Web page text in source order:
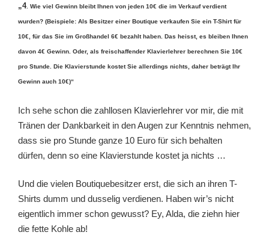
„4 . Wie viel Gewinn bleibt Ihnen von jeden 10€ die im Verkauf verdient
wurden? (Beispiele: Als Besitzer einer Boutique verkaufen Sie ein T-Shirt für
10€, für das Sie im Großhandel 6€ bezahlt haben. Das heisst, es bleiben Ihnen
davon 4€ Gewinn. Oder, als freischaffender Klavierlehrer berechnen Sie 10€
pro Stunde. Die Klavierstunde kostet Sie allerdings nichts, daher beträgt Ihr
Gewinn auch 10€)“
Ich sehe schon die zahllosen Klavierlehrer vor mir, die mit
Tränen der Dankbarkeit in den Augen zur Kenntnis nehmen,
dass sie pro Stunde ganze 10 Euro für sich behalten
dürfen, denn so eine Klavierstunde kostet ja nichts …
Und die vielen Boutiquebesitzer erst, die sich an ihren T-
Shirts dumm und dusselig verdienen. Haben wir’s nicht
eigentlich immer schon gewusst? Ey, Alda, die ziehn hier
die fette Kohle ab!